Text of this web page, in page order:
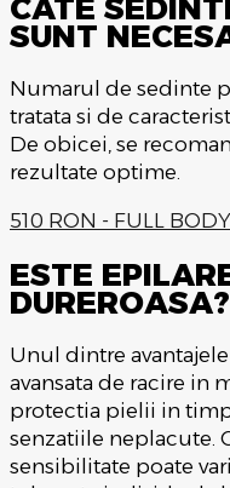
CATE
SUNT
Numarul de sedinte
tratata si de
De obicei, se
rezultate optime.
510 RON - FULL
ESTE
DUREROASA?
Unul dintre
avansata de racire in
protectia pielii in
senzatiile neplacute.
sensibilitate poate